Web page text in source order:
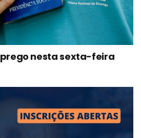
nesta sexta-feira